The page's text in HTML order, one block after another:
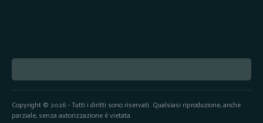
Copyright © 2026 - Tutti i diritti sono riservati. Qualsiasi riproduzione, anche
parziale, senza autorizzazione è vietata.